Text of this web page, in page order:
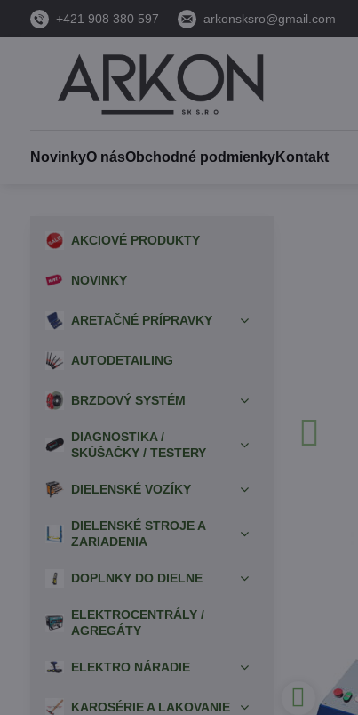
+421 908 380 597 arkonsksro@gmail.com
NovinkyO násObchodné podmienkyKontakt
AKCIOVÉ PRODUKTY
NOVINKY
ARETAČNÉ PRÍPRAVKY
AUTODETAILING
BRZDOVÝ SYSTÉM
DIAGNOSTIKA /
SKÚŠAČKY / TESTERY
DIELENSKÉ VOZÍKY
DIELENSKÉ STROJE A
ZARIADENIA
DOPLNKY DO DIELNE
ELEKTROCENTRÁLY /
AGREGÁTY
ELEKTRO NÁRADIE
KAROSÉRIE A LAKOVANIE